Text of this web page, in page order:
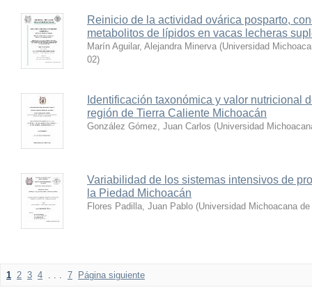
Reinicio de la actividad ovárica posparto,
metabolitos de lípidos en vacas lecheras
Marín Aguilar, Alejandra Minerva (Universidad
02)
Identificación taxonómica y valor nutricional
región de Tierra Caliente Michoacán
González Gómez, Juan Carlos (Universidad
Variabilidad de los sistemas intensivos de
la Piedad Michoacán
Flores Padilla, Juan Pablo (Universidad Michoacana
1 2 3 4 . . . 7 Página siguiente